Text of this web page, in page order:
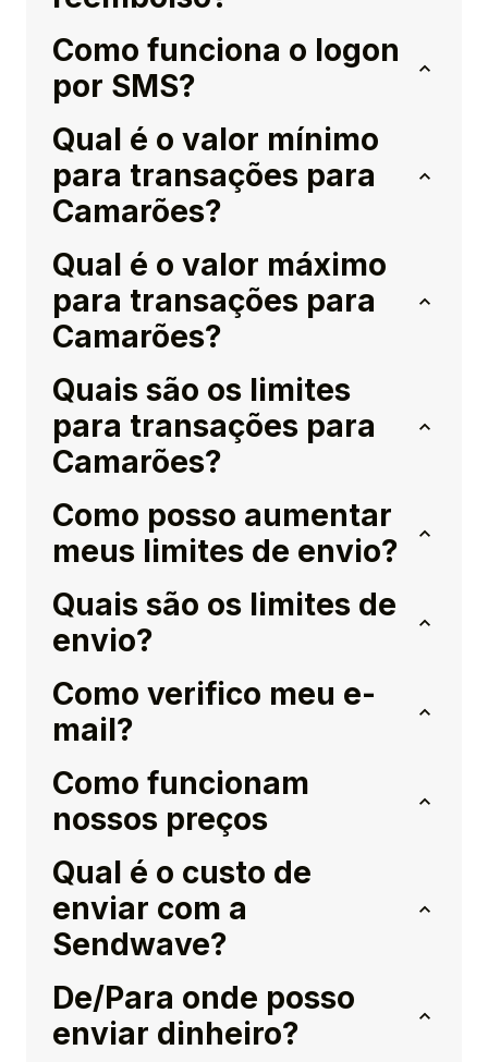
Como funciona o logon
por SMS?
Qual é o valor mínimo
para transações para
Camarões?
Qual é o valor máximo
para transações para
Camarões?
Quais são os limites
para transações para
Camarões?
Como posso aumentar
meus limites de envio?
Quais são os limites de
envio?
Como verifico meu e-
mail?
Como funcionam
nossos preços
Qual é o custo de
enviar com a
Sendwave?
De/Para onde posso
enviar dinheiro?